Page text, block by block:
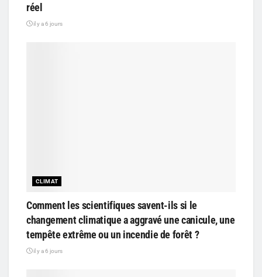
réel
il y a 6 jours
CLIMAT
Comment les scientifiques savent-ils si le
changement climatique a aggravé une canicule, une
tempête extrême ou un incendie de forêt ?
il y a 6 jours